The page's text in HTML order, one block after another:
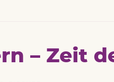
– Zeit